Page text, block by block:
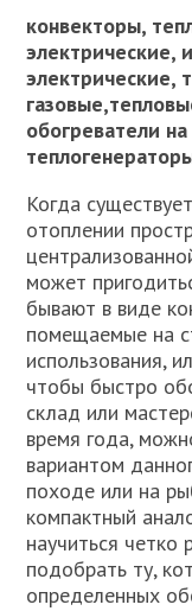
конвекторы,
электрические,
электрические,
обогреватели
Когда
отоплении
может
бывают в виде
помещаемые на
использования,
чтобы быстро
склад или
время года,
вариантом
походе или на
компактный
научиться четко
подобрать ту,
определенных